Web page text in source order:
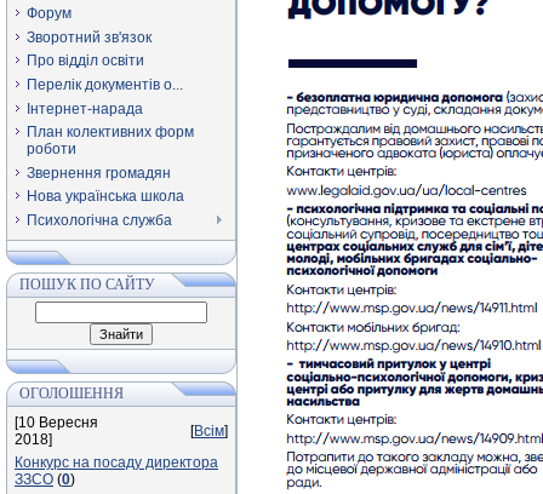
Форум
Зворотний зв'язок
Про відділ освіти
Перелік документів о...
Інтернет-нарада
План колективних форм
роботи
Звернення громадян
Нова українська школа
Психологічна служба
ПОШУК ПО САЙТУ
ОГОЛОШЕННЯ
[10 Вересня
2018]
[Всім]
Конкурс на посаду директора
ЗЗСО (0)